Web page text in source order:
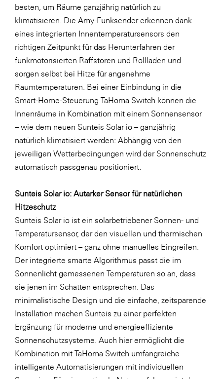
Sony DADC
SPIEGLTEC
STIHL Tirol
Trend Micro
TAG GmbH
VALETTA
Verband Druck Medien Österreich
Wirtschaftskammer Salzburg
WKS Fachgruppe Fahrzeughandel und
Fahrzeugtechnik
WK UBIT
Zühlke
Media
besten, um Räume ganzjährig natürlich zu
klimatisieren. Die Amy-Funksender erkennen dank
eines integrierten Innentemperatursensors den
richtigen Zeitpunkt für das Herunterfahren der
funkmotorisierten Raffstoren und Rollläden und
sorgen selbst bei Hitze für angenehme
Raumtemperaturen. Bei einer Einbindung in die
Smart-Home-Steuerung TaHoma Switch können die
Innenräume in Kombination mit einem Sonnensensor
– wie dem neuen Sunteis Solar io – ganzjährig
natürlich klimatisiert werden: Abhängig von den
jeweiligen Wetterbedingungen wird der Sonnenschutz
automatisch passgenau positioniert.
Sunteis Solar io: Autarker Sensor für natürlichen
Hitzeschutz
Sunteis Solar io ist ein solarbetriebener Sonnen- und
Temperatursensor, der den visuellen und thermischen
Komfort optimiert – ganz ohne manuelles Eingreifen.
Der integrierte smarte Algorithmus passt die im
Sonnenlicht gemessenen Temperaturen so an, dass
sie jenen im Schatten entsprechen. Das
minimalistische Design und die einfache, zeitsparende
Installation machen Sunteis zu einer perfekten
Ergänzung für moderne und energieeffiziente
Sonnenschutzsysteme. Auch hier ermöglicht die
Kombination mit TaHoma Switch umfangreiche
intelligente Automatisierungen mit individuellen